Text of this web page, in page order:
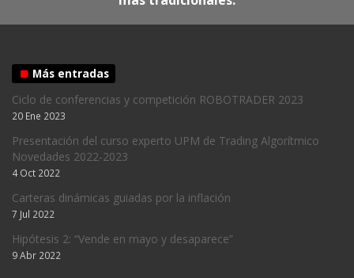
Más entradas
Ciclo de conferencias y competición ROBOTRADER 2023
20 Ene 2023
Presentación del curso experto UPM de Trading Algorítmico
Novedades 2022-2023
4 Oct 2022
Carteras dinámicas guiadas por la inflación
7 Jul 2022
Hipótesis 2: “Vende en mayo y desaparece”
9 Abr 2022